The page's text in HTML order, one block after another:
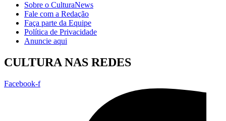
Sobre o CulturaNews
Fale com a Redação
Faça parte da Equipe
Política de Privacidade
Anuncie aqui
CULTURA NAS REDES
Facebook-f